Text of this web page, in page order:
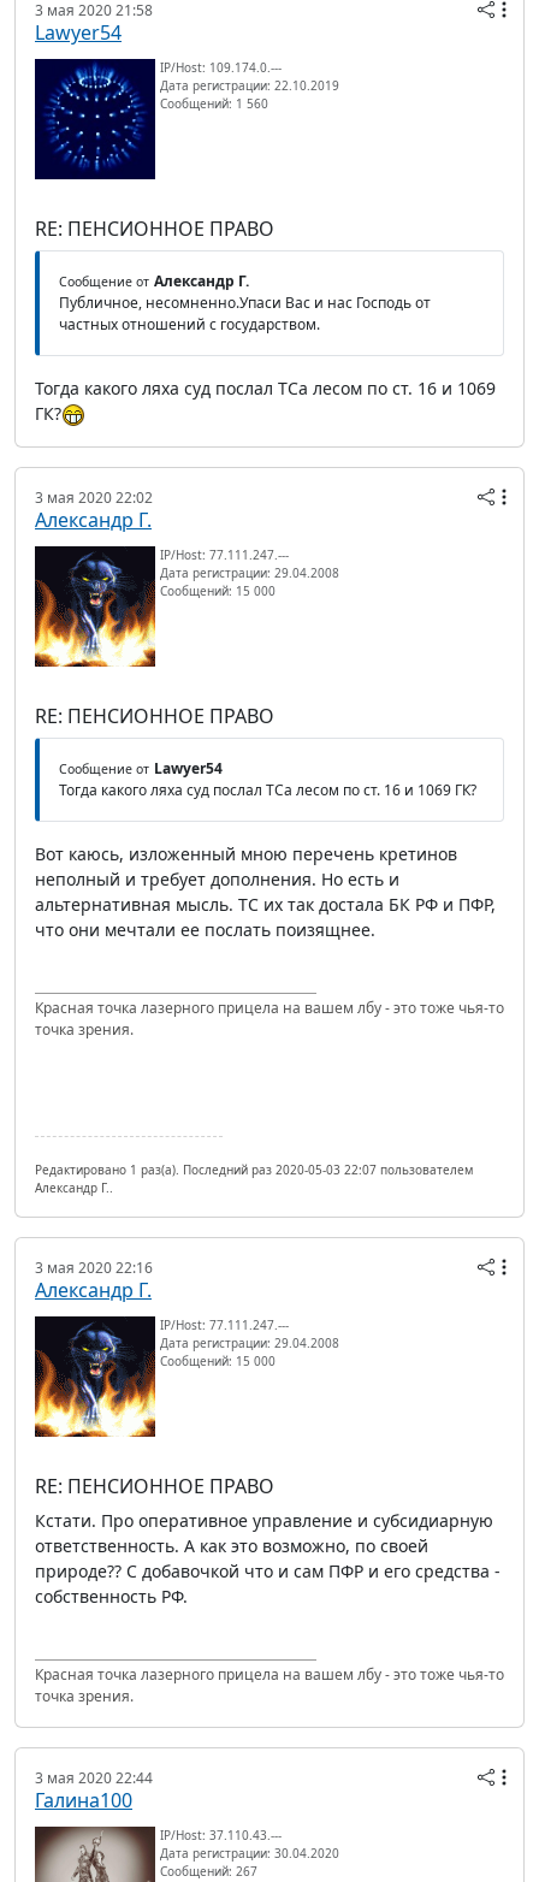
3 мая 2020 21:58
Lawyer54
IP/Host: 109.174.0.---
Дата регистрации: 22.10.2019
Сообщений: 1 560
RE: ПЕНСИОННОЕ ПРАВО
Сообщение от Александр Г.
Публичное, несомненно.Упаси Вас и нас Господь от
частных отношений с государством.
Тогда какого ляха суд послал ТСа лесом по ст. 16 и 1069
ГК?
3 мая 2020 22:02
Александр Г.
IP/Host: 77.111.247.---
Дата регистрации: 29.04.2008
Сообщений: 15 000
RE: ПЕНСИОННОЕ ПРАВО
Сообщение от Lawyer54
Тогда какого ляха суд послал ТСа лесом по ст. 16 и 1069 ГК?
Вот каюсь, изложенный мною перечень кретинов
неполный и требует дополнения. Но есть и
альтернативная мысль. ТС их так достала БК РФ и ПФР,
что они мечтали ее послать поизящнее.
Красная точка лазерного прицела на вашем лбу - это тоже чья-то
точка зрения.
Редактировано 1 раз(а). Последний раз 2020-05-03 22:07 пользователем
Александр Г..
3 мая 2020 22:16
Александр Г.
IP/Host: 77.111.247.---
Дата регистрации: 29.04.2008
Сообщений: 15 000
RE: ПЕНСИОННОЕ ПРАВО
Кстати. Про оперативное управление и субсидиарную
ответственность. А как это возможно, по своей
природе?? С добавочкой что и сам ПФР и его средства -
собственность РФ.
Красная точка лазерного прицела на вашем лбу - это тоже чья-то
точка зрения.
3 мая 2020 22:44
Галина100
IP/Host: 37.110.43.---
Дата регистрации: 30.04.2020
Сообщений: 267